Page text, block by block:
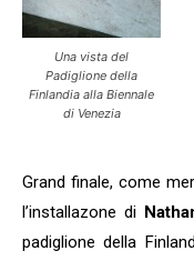
Una vista del
Padiglione della
Finlandia alla Biennale
di Venezia
Grand finale, come
l’installazone di
padiglione della